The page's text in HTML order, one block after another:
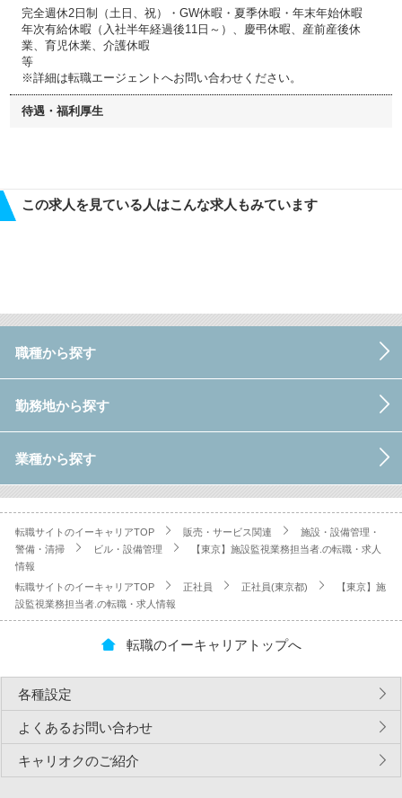
完全週休2日制（土日、祝）・GW休暇・夏季休暇・年末年始休暇
年次有給休暇（入社半年経過後11日～）、慶弔休暇、産前産後休
業、育児休業、介護休暇
等
※詳細は転職エージェントへお問い合わせください。
待遇・福利厚生
この求人を見ている人はこんな求人もみています
職種から探す
勤務地から探す
業種から探す
転職サイトのイーキャリアTOP 販売・サービス関連
施設・設備管理・
警備・清掃
ビル・設備管理
【東京】施設監視業務担当者.の転職・求人
情報
転職サイトのイーキャリアTOP
正社員 正社員(東京都)
【東京】施
設監視業務担当者.の転職・求人情報
転職のイーキャリアトップへ
各種設定
よくあるお問い合わせ
キャリオクのご紹介